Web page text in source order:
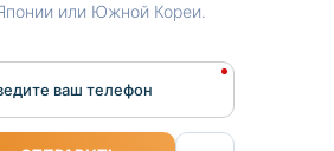
или Южной Кореи.
ваш телефон